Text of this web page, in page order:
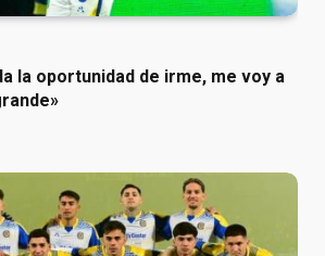
la oportunidad de irme, me voy a